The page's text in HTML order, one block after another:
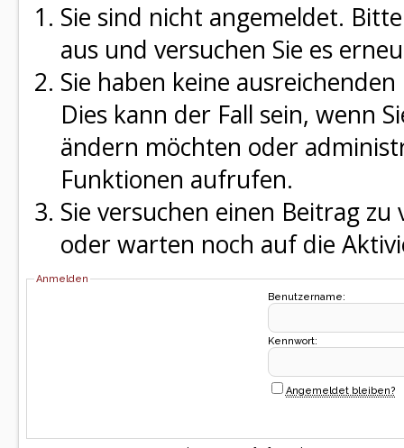
Sie sind nicht angemeldet.
aus und versuchen Sie es
Sie haben keine
Dies kann der Fall sein, wenn
ändern möchten oder
Funktionen aufrufen.
Sie versuchen einen Beitrag
oder warten noch auf die
Anmelden
Benutzername:
Kennwort:
Angemeldet bleiben?